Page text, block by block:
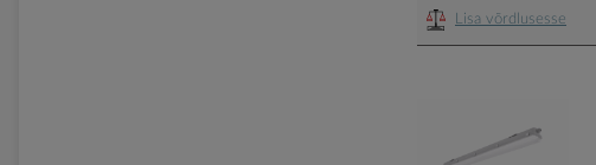
Lisa võrdlusesse